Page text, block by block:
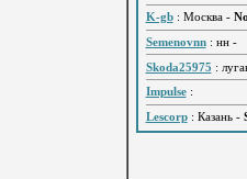
K-gb: Москва -
Semenovnn: нн -
Skoda25975 :
Impulse:
Lescorp: Казань -